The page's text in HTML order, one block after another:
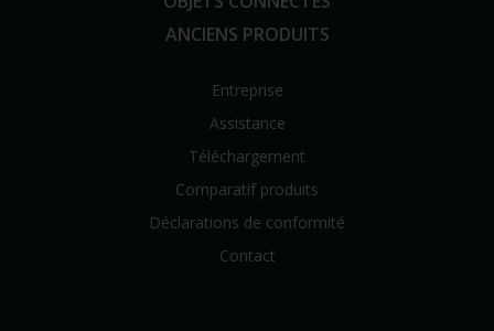
ANCIENS PRODUITS
Entreprise
Assistance
Téléchargement
Comparatif produits
Déclarations de conformité
Contact